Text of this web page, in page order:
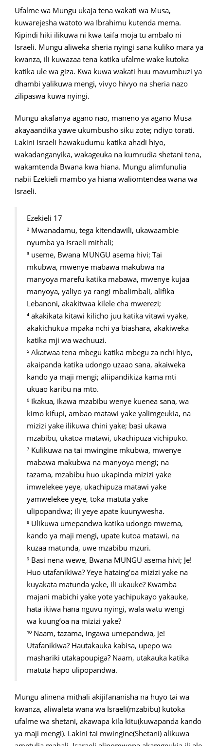
Ufalme wa Mungu ukaja tena wakati wa Musa,
kuwarejesha watoto wa Ibrahimu kutenda mema.
Kipindi hiki ilikuwa ni kwa taifa moja tu ambalo ni
Israeli. Mungu aliweka sheria nyingi sana kuliko mara ya
kwanza, ili kuwazaa tena katika ufalme wake kutoka
katika ule wa giza. Kwa kuwa wakati huu mavumbuzi ya
dhambi yalikuwa mengi, vivyo hivyo na sheria nazo
zilipaswa kuwa nyingi.
Mungu akafanya agano nao, maneno ya agano Musa
akayaandika yawe ukumbusho siku zote; ndiyo torati.
Lakini Israeli hawakudumu katika ahadi hiyo,
wakadanganyika, wakageuka na kumrudia shetani tena,
wakamtenda Bwana kwa hiana. Mungu alimfunulia
nabii Ezekieli mambo ya hiana waliomtendea wana wa
Israeli.
Ezekieli 17
² Mwanadamu, tega kitendawili, ukawaambie
nyumba ya Israeli mithali;
³ useme, Bwana MUNGU asema hivi; Tai
mkubwa, mwenye mabawa makubwa na
manyoya marefu katika mabawa, mwenye kujaa
manyoya, yaliyo ya rangi mbalimbali, alifika
Lebanoni, akakitwaa kilele cha mwerezi;
⁴ akakikata kitawi kilicho juu katika vitawi vyake,
akakichukua mpaka nchi ya biashara, akakiweka
katika mji wa wachuuzi.
⁵ Akatwaa tena mbegu katika mbegu za nchi hiyo,
akaipanda katika udongo uzaao sana, akaiweka
kando ya maji mengi; aliipandikiza kama mti
ukuao karibu na mto.
⁶ Ikakua, ikawa mzabibu wenye kuenea sana, wa
kimo kifupi, ambao matawi yake yalimgeukia, na
mizizi yake ilikuwa chini yake; basi ukawa
mzabibu, ukatoa matawi, ukachipuza vichipuko.
⁷ Kulikuwa na tai mwingine mkubwa, mwenye
mabawa makubwa na manyoya mengi; na
tazama, mzabibu huo ukapinda mizizi yake
imwelekee yeye, ukachipuza matawi yake
yamwelekee yeye, toka matuta yake
ulipopandwa; ili yeye apate kuunywesha.
⁸ Ulikuwa umepandwa katika udongo mwema,
kando ya maji mengi, upate kutoa matawi, na
kuzaa matunda, uwe mzabibu mzuri.
⁹ Basi nena wewe, Bwana MUNGU asema hivi; Je!
Huo utafanikiwa? Yeye hataing’oa mizizi yake na
kuyakata matunda yake, ili ukauke? Kwamba
majani mabichi yake yote yachipukayo yakauke,
hata ikiwa hana nguvu nyingi, wala watu wengi
wa kuung’oa na mizizi yake?
¹⁰ Naam, tazama, ingawa umepandwa, je!
Utafanikiwa? Hautakauka kabisa, upepo wa
mashariki utakapoupiga? Naam, utakauka katika
matuta hapo ulipopandwa.
Mungu alinena mithali akijifananisha na huyo tai wa
kwanza, aliwaleta wana wa Israeli(mzabibu) kutoka
ufalme wa shetani, akawapa kila kitu(kuwapanda kando
ya maji mengi). Lakini tai mwingine(Shetani) alikuwa